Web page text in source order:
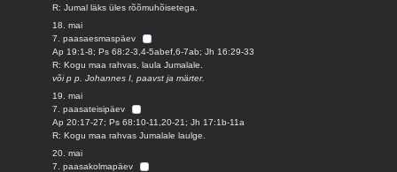
R: Jumal läks üles rõõmuhõisetega.
18. mai
7. paasaesmaspäev
Ap 19:1-8; Ps 68:2-3,4-5abef,6-7ab; Jh 16:29-33
R: Kogu maa rahvas, laula Jumalale.
või p p. Johannes I, paavst ja märter.
19. mai
7. paasateisipäev
Ap 20:17-27; Ps 68:10-11,20-21; Jh 17:1b-11a
R: Kogu maa rahvas Jumalale laulge.
20. mai
7. paasakolmapäev